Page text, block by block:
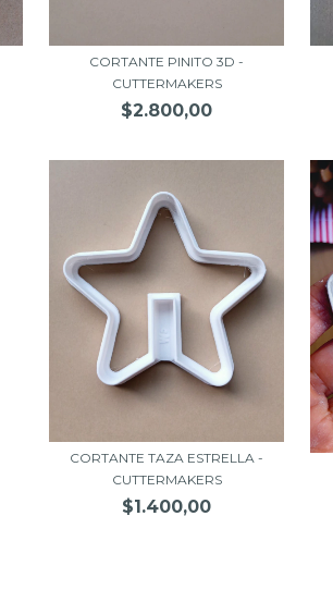
CORTANTE PINITO 3D -
CUTTERMAKERS
$2.800,00
CORTANTE TAZA ESTRELLA -
CUTTERMAKERS
$1.400,00